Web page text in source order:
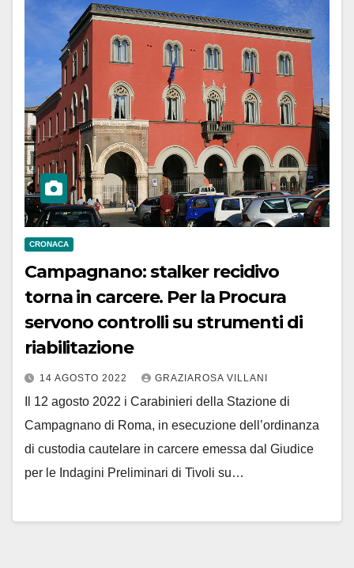
CRONACA
Campagnano: stalker recidivo
torna in carcere. Per la Procura
servono controlli su strumenti di
riabilitazione
14 AGOSTO 2022 GRAZIAROSA VILLANI
Il 12 agosto 2022 i Carabinieri della Stazione di
Campagnano di Roma, in esecuzione dell’ordinanza
di custodia cautelare in carcere emessa dal Giudice
per le Indagini Preliminari di Tivoli su…